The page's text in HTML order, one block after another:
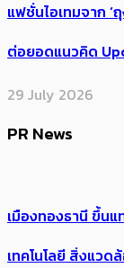
แฟชั่นไอเทมจาก ‘
ต่อยอดแนวคิด
29 July 2026
PR News
เมืองทองธานี ขึ้น
เทคโนโลยี สิ่งแว